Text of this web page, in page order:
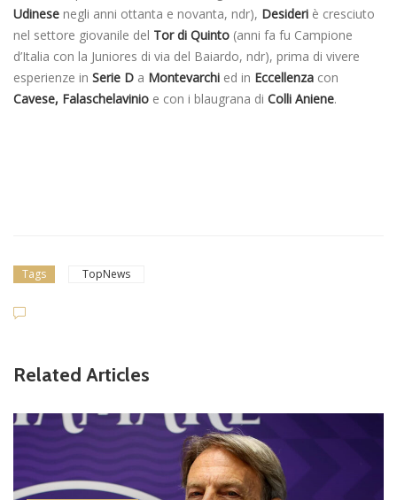
Udinese negli anni ottanta e novanta, ndr), Desideri è cresciuto
nel settore giovanile del Tor di Quinto (anni fa fu Campione
d’Italia con la Juniores di via del Baiardo, ndr), prima di vivere
esperienze in Serie D a Montevarchi ed in Eccellenza con
Cavese, Falaschelavinio e con i blaugrana di Colli Aniene.
Tags TopNews
Related Articles